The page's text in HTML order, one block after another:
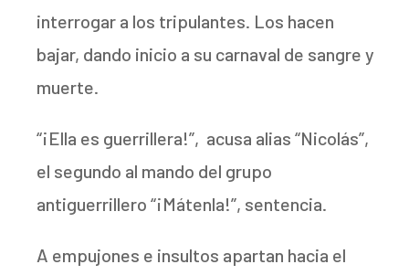
interrogar a los tripulantes. Los hacen
bajar, dando inicio a su carnaval de sangre y
muerte.
“¡Ella es guerrillera!”, acusa alias “Nicolás”,
el segundo al mando del grupo
antiguerrillero “¡Mátenla!”, sentencia.
A empujones e insultos apartan hacia el